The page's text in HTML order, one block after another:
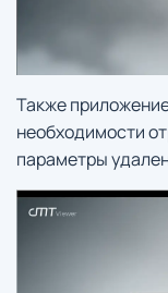
Также
необходимости
параметры